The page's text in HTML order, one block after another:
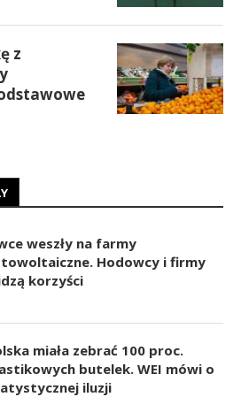
z
weszły na farmy
Hodowcy i firmy
korzyści
miała zebrać 100 proc.
butelek. WEI mówi o
iluzji